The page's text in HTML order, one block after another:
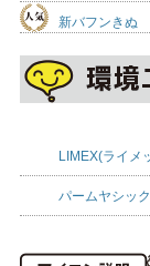
新バフンきぬ
LIMEX(ライメ
パームヤシッ